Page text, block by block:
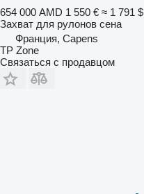
654 000 AMD 1 550 € ≈ 1 791 $
Захват для рулонов сена
Франция, Capens
TP Zone
Связаться с продавцом